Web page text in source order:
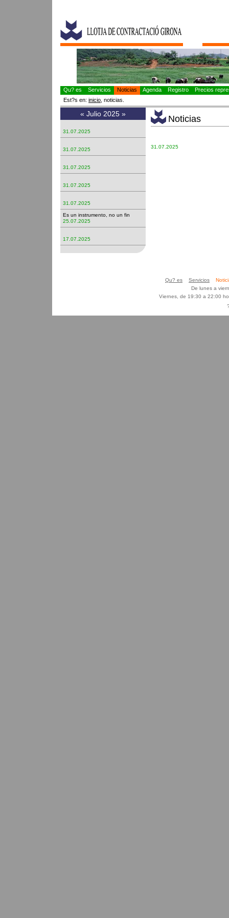
Qu? es Servicios Noticias Agenda Registro
Precios
Est?s en: inicio , noticias.
« Julio 2025 »
31.07.2025
31.07.2025
31.07.2025
31.07.2025
31.07.2025
Es un instrumento, no un fin
25.07.2025
17.07.2025
Noticias
31.07.2025
Qu? es Servicios
De lunes a
Viernes, de 19:30 a 22:00